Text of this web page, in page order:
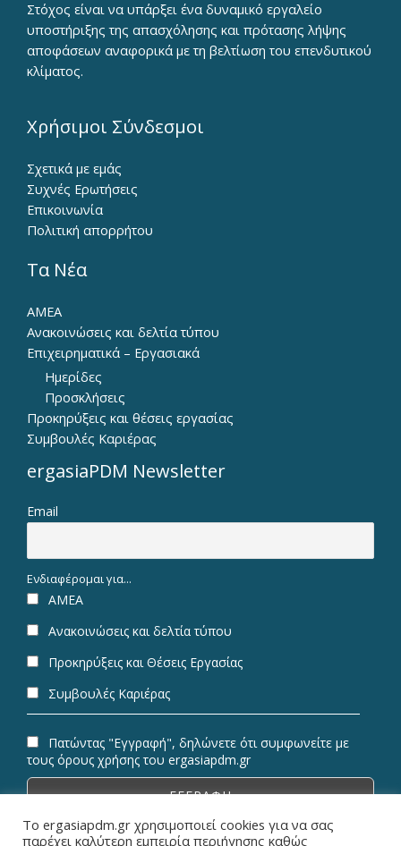
Στόχος είναι να υπάρξει ένα δυναμικό εργαλείο
υποστήριξης της απασχόλησης και πρότασης λήψης
αποφάσεων αναφορικά με τη βελτίωση του επενδυτικού
κλίματος.
Χρήσιμοι Σύνδεσμοι
Σχετικά με εμάς
Συχνές Ερωτήσεις
Επικοινωνία
Πολιτική απορρήτου
Τα Νέα
ΑΜΕΑ
Ανακοινώσεις και δελτία τύπου
Επιχειρηματικά – Εργασιακά
Ημερίδες
Προσκλήσεις
Προκηρύξεις και θέσεις εργασίας
Συμβουλές Καριέρας
ergasiaPDM Newsletter
Email
Ενδιαφέρομαι για...
ΑΜΕΑ
Ανακοινώσεις και δελτία τύπου
Προκηρύξεις και Θέσεις Εργασίας
Συμβουλές Καριέρας
Πατώντας "Εγγραφή", δηλώνετε ότι συμφωνείτε με
τους όρους χρήσης του ergasiapdm.gr
Το ergasiapdm.gr χρησιμοποιεί cookies για να σας
παρέχει καλύτερη εμπειρία περιήγησης καθώς